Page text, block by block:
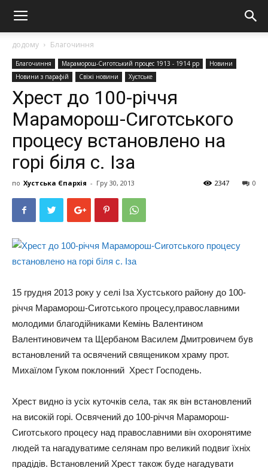
додому Благочиння
Благочиння Мараморош-Сиготський процес 1913 - 1914 рр
Новини
Новини з парафій
Свіжі новини Хустське
Хрест до 100-річчя
Мараморош-Сиготського
процесу встановлено на
горі біля с. Іза
по Хустська Єпархія - Гру 30, 2013 0
2347
15 грудня 2013 року у селі Іза Хустського району до 100-
річчя Мараморош-Сиготського процесу,православними
молодими благодійниками Кемінь Валентином
Валентиновичем та Щербаном Василем Дмитровичем був
встановлений та освячений священиком храму прот.
Михаїлом Гуком поклонний Хрест Господень.
Хрест видно із усіх куточків села, так як він встановлений
на високій горі. Освячений до 100-річчя Мараморош-
Сиготського процесу над православними він охоронятиме
людей та нагадуватиме селянам про великий подвиг їхніх
прадідів. Встановлений Хрест також буде нагадувати